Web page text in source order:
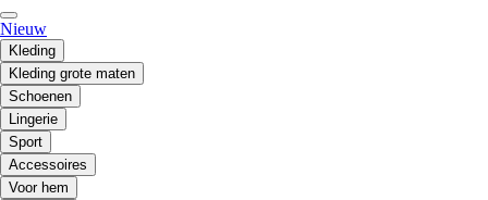
Nieuw
Kleding
Kleding grote maten
Schoenen
Lingerie
Sport
Accessoires
Voor hem